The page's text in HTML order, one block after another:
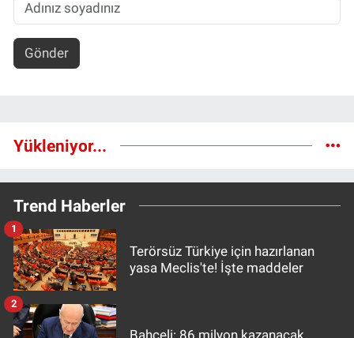
Gönder
Yükleniyor...
Trend Haberler
Terörsüz Türkiye için hazırlanan
yasa Meclis'te! İşte maddeler
1
Bahçeli: 86 milyon kazanacak
2